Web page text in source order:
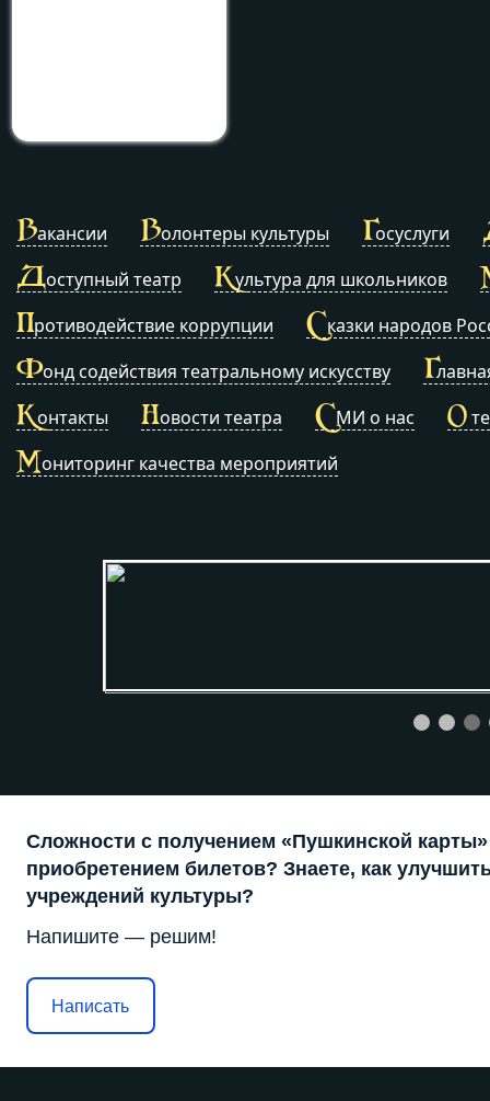
Вакансии Волонтеры культуры Госуслуги
Доступный театр Культура для школьников
Противодействие коррупции Сказки народов
Фонд содействия театральному искусству Г
Контакты Новости театра СМИ о нас О
Мониторинг качества мероприятий
Сложности с получением «Пушкинской
приобретением билетов? Знаете, как
учреждений культуры?
Напишите — решим!
Написать